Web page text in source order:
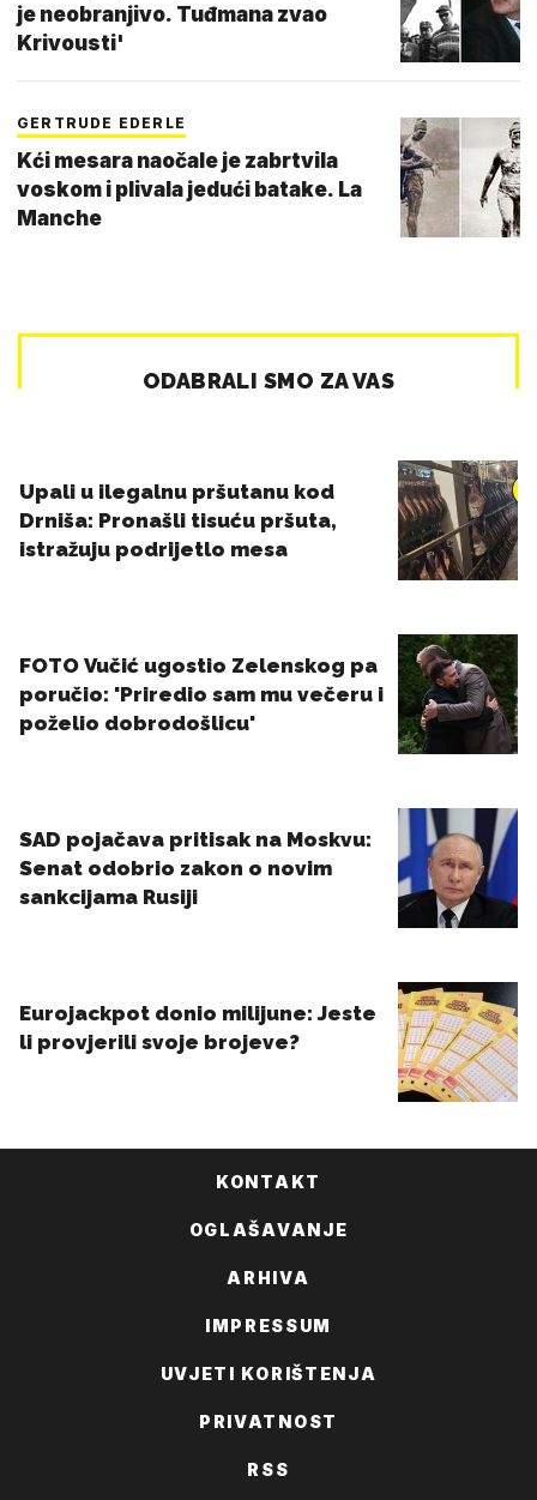
je neobranjivo. Tuđmana zvao
Krivousti'
GERTRUDE EDERLE
Kći mesara naočale je zabrtvila
voskom i plivala jedući batake. La
Manche
KONTAKT
OGLAŠAVANJE
ARHIVA
IMPRESSUM
UVJETI KORIŠTENJA
PRIVATNOST
RSS